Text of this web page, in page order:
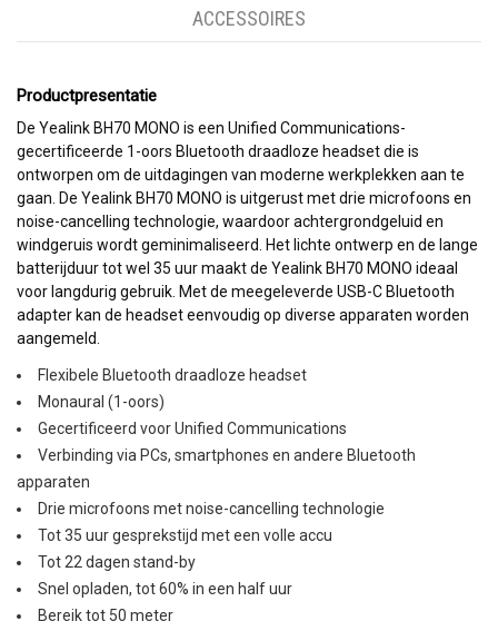
ACCESSOIRES
Productpresentatie
De Yealink BH70 MONO is een Unified Communications-
gecertificeerde 1-oors Bluetooth draadloze headset die is
ontworpen om de uitdagingen van moderne werkplekken aan te
gaan. De Yealink BH70 MONO is uitgerust met drie microfoons en
noise-cancelling technologie, waardoor achtergrondgeluid en
windgeruis wordt geminimaliseerd. Het lichte ontwerp en de lange
batterijduur tot wel 35 uur maakt de Yealink BH70 MONO ideaal
voor langdurig gebruik. Met de meegeleverde USB-C Bluetooth
adapter kan de headset eenvoudig op diverse apparaten worden
aangemeld.
Flexibele Bluetooth draadloze headset
Monaural (1-oors)
Gecertificeerd voor Unified Communications
Verbinding via PCs, smartphones en andere Bluetooth
apparaten
Drie microfoons met noise-cancelling technologie
Tot 35 uur gesprekstijd met een volle accu
Tot 22 dagen stand-by
Snel opladen, tot 60% in een half uur
Bereik tot 50 meter